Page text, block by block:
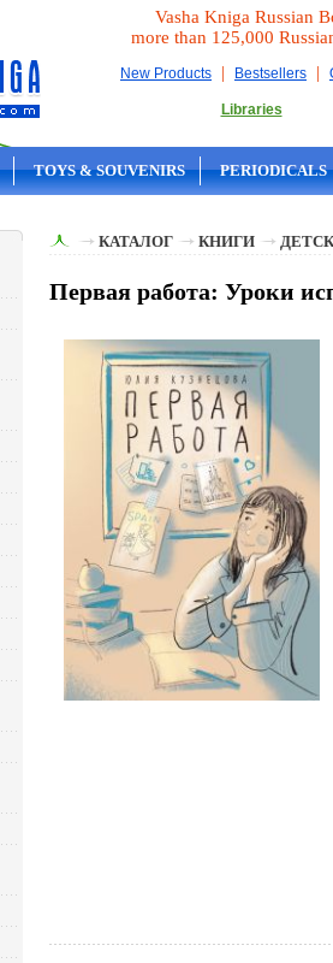
Vasha Kniga Russian
more than 125,000
New Products | Bestsellers |
Libraries
TOYS & SOUVENIRS PERIODICALS
КАТАЛОГ КНИГИ
Первая работа: Уроки